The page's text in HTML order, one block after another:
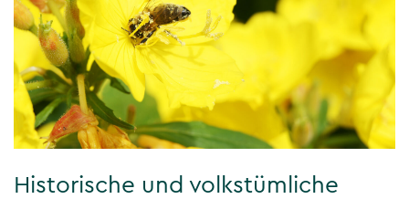
Historische und volkstümliche